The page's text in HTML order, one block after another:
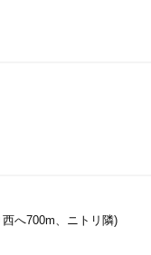
へ700m、ニトリ隣)